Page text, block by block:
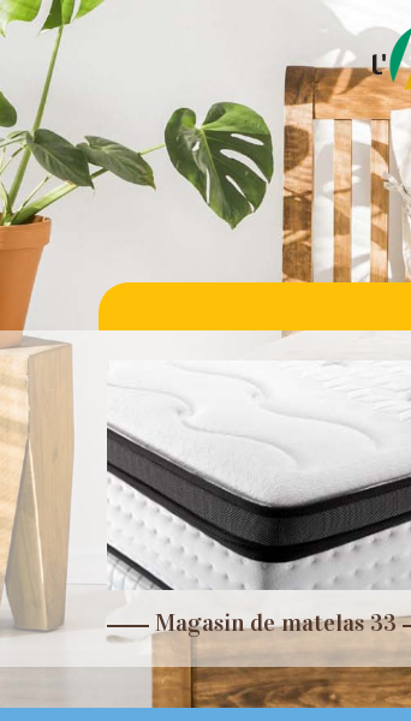
33 Magasin de matelas 33